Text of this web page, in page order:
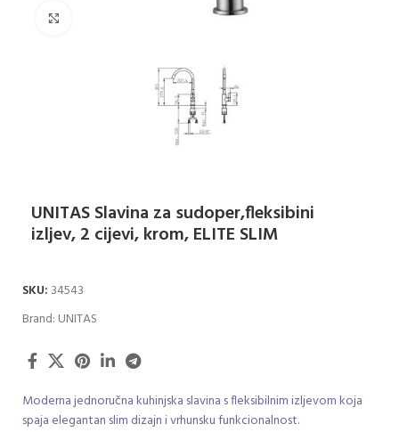
UNITAS Slavina za sudoper,fleksibini
izljev, 2 cijevi, krom, ELITE SLIM
SKU: 34543
Brand: UNITAS
Moderna jednoručna kuhinjska slavina s fleksibilnim izljevom koja
spaja elegantan slim dizajn i vrhunsku funkcionalnost.